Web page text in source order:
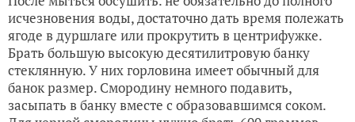
исчезновения воды, достаточно дать время полежать
ягоде в дуршлаге или прокрутить в центрифужке.
Брать большую высокую десятилитровую банку
стеклянную. У них горловина имеет обычный для
банок размер. Смородину немного подавить,
засыпать в банку вместе с образовавшимся соком.